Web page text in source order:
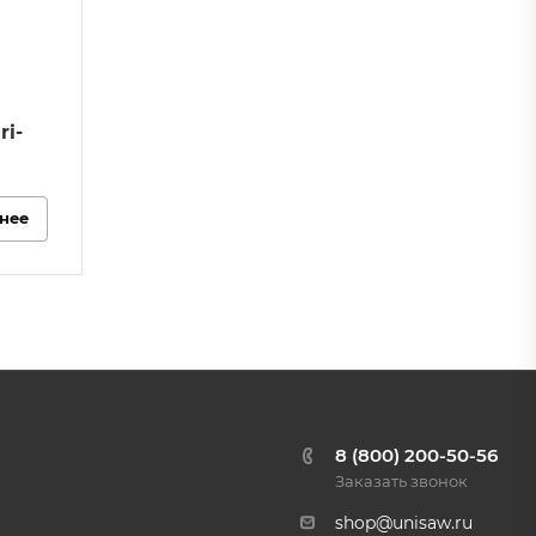
8 (800) 200-50-56
Заказать звонок
shop@unisaw.ru